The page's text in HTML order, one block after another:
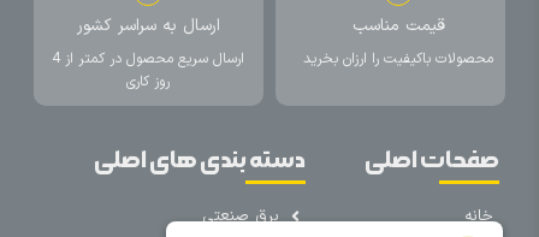
قیمت مناسب
محصولات باکیفیت را ارزان بخرید
ارسال به سراسر کشور
ارسال سریع محصول در کمتر از 4
روز کاری
صفحات اصلی
خانه
دسته بندی های اصلی
برق صنعتی